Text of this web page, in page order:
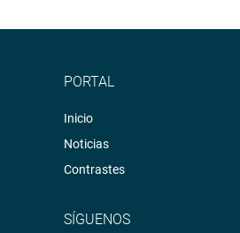
PORTAL
Inicio
Noticias
Contrastes
SÍGUENOS